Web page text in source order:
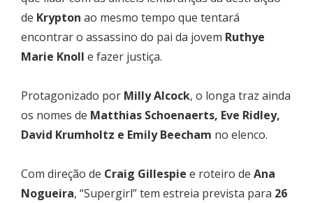
de Krypton ao mesmo tempo que tentará
encontrar o assassino do pai da jovem Ruthye
Marie Knoll e fazer justiça.
Protagonizado por Milly Alcock, o longa traz ainda
os nomes de Matthias Schoenaerts, Eve Ridley,
David Krumholtz e Emily Beecham no elenco.
Com direção de Craig Gillespie e roteiro de Ana
Nogueira, “Supergirl” tem estreia prevista para 26